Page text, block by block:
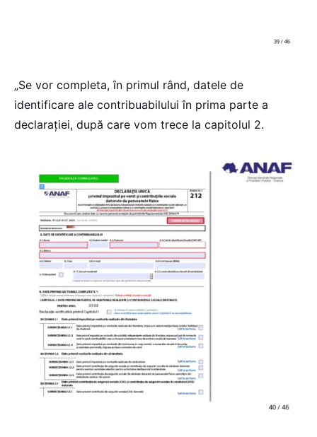
„Se vor completa, în primul rând, datele de
identificare ale contribuabilului în prima parte a
declarației, după care vom trece la capitolul 2.